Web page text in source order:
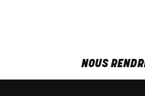
NOUS